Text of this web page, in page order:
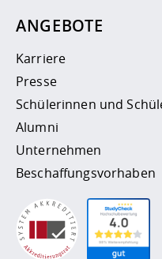
ANGEBOTE
Karriere
Presse
Schülerinnen und
Alumni
Unternehmen
Beschaffungsvorhaben